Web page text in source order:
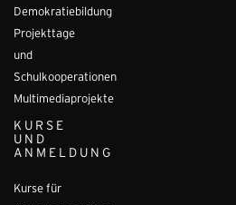
Demokratiebildung
Projekttage
und
Schulkooperationen
Multimediaprojekte
KURSE
UND
ANMELDUNG
Kurse für